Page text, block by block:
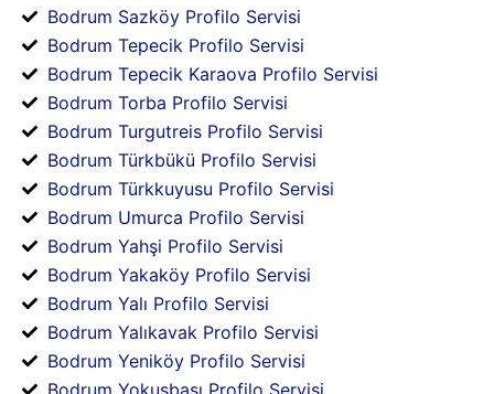
Bodrum Sazköy Profilo Servisi
Bodrum Tepecik Profilo Servisi
Bodrum Tepecik Karaova Profilo Servisi
Bodrum Torba Profilo Servisi
Bodrum Turgutreis Profilo Servisi
Bodrum Türkbükü Profilo Servisi
Bodrum Türkkuyusu Profilo Servisi
Bodrum Umurca Profilo Servisi
Bodrum Yahşi Profilo Servisi
Bodrum Yakaköy Profilo Servisi
Bodrum Yalı Profilo Servisi
Bodrum Yalıkavak Profilo Servisi
Bodrum Yeniköy Profilo Servisi
Bodrum Yokuşbaşı Profilo Servisi